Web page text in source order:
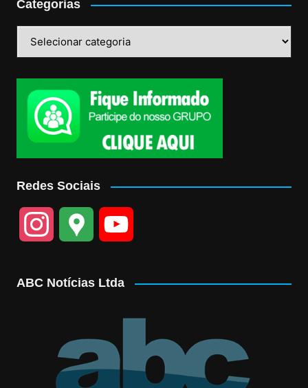
Categorias
Redes Sociais
a l
ABC Notícias Ltda